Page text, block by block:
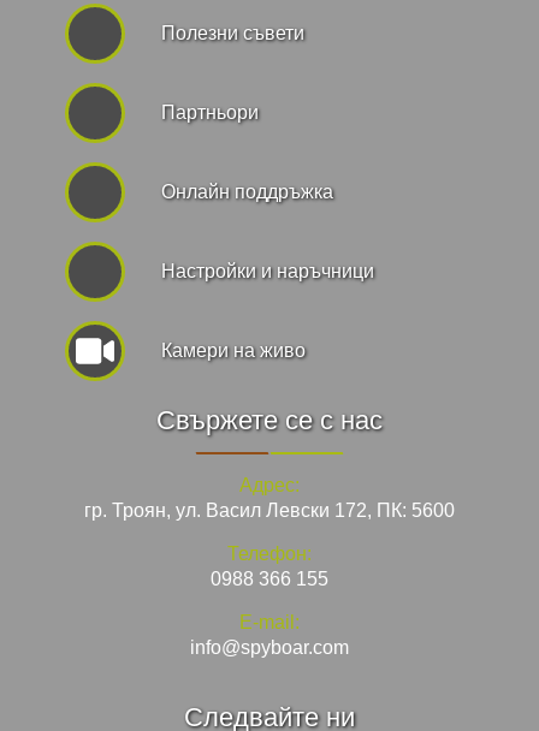
Полезни съвети
Партньори
Онлайн поддръжка
Hастройки и наръчници
Камери на живо
Свържете се с нас
Адрес:
гр. Троян, ул. Васил Левски 172, ПК: 5600
Телефон:
0988 366 155
E-mail:
info@spyboar.com
Следвайте ни